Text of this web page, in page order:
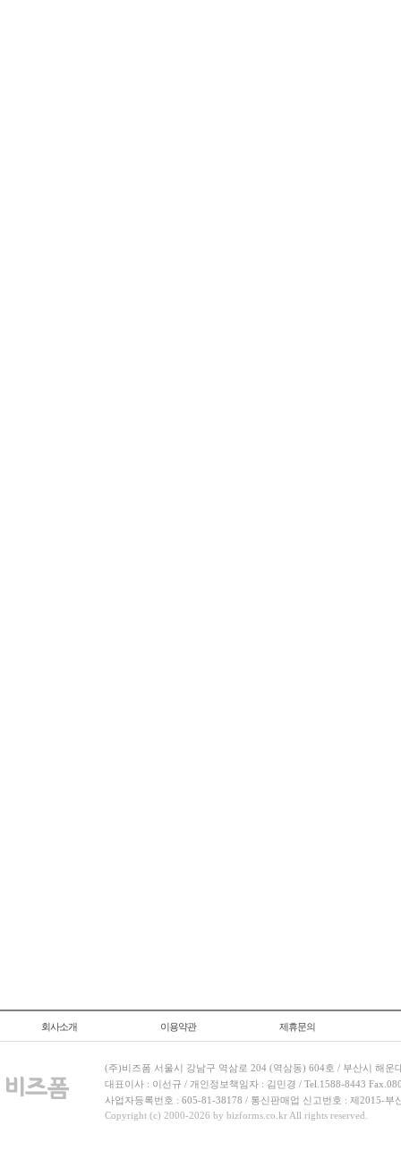
회사소개 이용약관 제휴문의
(주)비즈폼 서울시 강남구 역삼로 204 (역삼동) 604호 / 부산시 해운
대표이사 : 이선규 / 개인정보책임자 : 김민경 / Tel.1588-8443
사업자등록번호 : 605-81-38178 / 통신판매업 신고번호 : 제2015-부
Copyright (c) 2000-2026 by bizforms.co.kr All rights reserved.